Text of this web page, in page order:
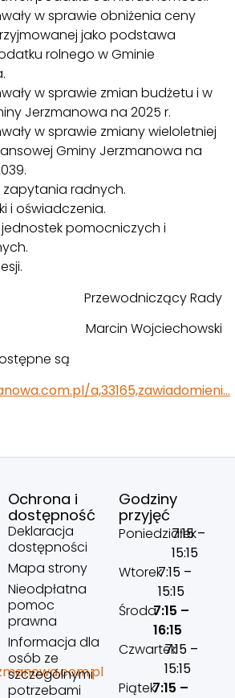
w sprawie obniżenia ceny
jako podstawa
rolnego w Gminie
w sprawie zmian budżetu i w
Jerzmanowa na 2025 r.
w sprawie zmiany wieloletniej
Gminy Jerzmanowa na
zapytania radnych.
i oświadczenia.
pomocniczych i
Przewodniczący Rady
Marcin Wojciechowski
są
a,33165,zawiadomieni…
Ochrona i
dostępność
Deklaracja
dostępności
Mapa strony
Nieodpłatna
pomoc
prawna
Informacja dla
osób ze
szczególnymi
potrzebami
Godziny
przyjęć
Poniedziałek
7:15 –
15:15
Wtorek7:15 –
15:15
Środa7:15 –
16:15
Czwartek7:15 –
15:15
Piątek7:15 –